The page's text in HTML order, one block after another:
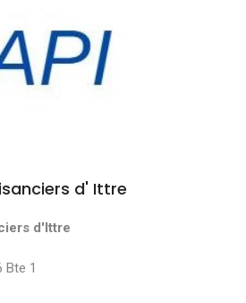
d' Ittre
d'Ittre
Bte 1